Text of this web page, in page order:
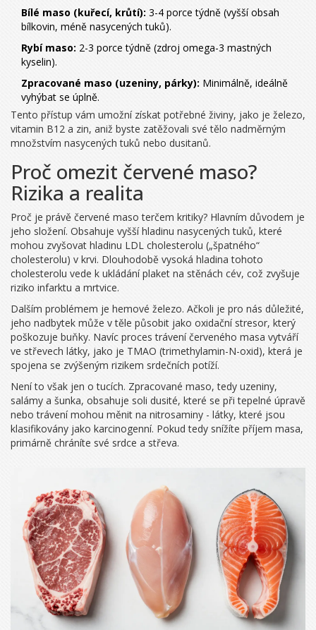
Bílé maso (kuřecí, krůtí): 3-4 porce týdně (vyšší obsah
bílkovin, méně nasycených tuků).
Rybí maso: 2-3 porce týdně (zdroj omega-3 mastných
kyselin).
Zpracované maso (uzeniny, párky): Minimálně, ideálně
vyhýbat se úplně.
Tento přístup vám umožní získat potřebné živiny, jako je železo,
vitamin B12 a zin, aniž byste zatěžovali své tělo nadměrným
množstvím nasycených tuků nebo dusitanů.
Proč omezit červené maso?
Rizika a realita
Proč je právě červené maso terčem kritiky? Hlavním důvodem je
jeho složení. Obsahuje vyšší hladinu nasycených tuků, které
mohou zvyšovat hladinu LDL cholesterolu („špatného“
cholesterolu) v krvi. Dlouhodobě vysoká hladina tohoto
cholesterolu vede k ukládání plaket na stěnách cév, což zvyšuje
riziko infarktu a mrtvice.
Dalším problémem je hemové železo. Ačkoli je pro nás důležité,
jeho nadbytek může v těle působit jako oxidační stresor, který
poškozuje buňky. Navíc proces trávení červeného masa vytváří
ve střevech látky, jako je TMAO (trimethylamin-N-oxid), která je
spojena se zvýšeným rizikem srdečních potíží.
Není to však jen o tucích. Zpracované maso, tedy uzeniny,
salámy a šunka, obsahuje soli dusité, které se při tepelné úpravě
nebo trávení mohou měnit na nitrosaminy - látky, které jsou
klasifikovány jako karcinogenní. Pokud tedy snížíte příjem masa,
primárně chráníte své srdce a střeva.